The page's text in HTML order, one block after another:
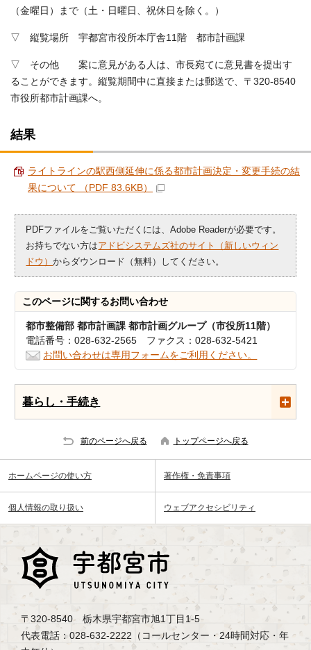
（金曜日）まで（土・日曜日、祝休日を除く。）
▽ 縦覧場所 宇都宮市役所本庁舎11階 都市計画課
▽ その他 案に意見がある人は、市長宛てに意見書を提出す
ることができます。縦覧期間中に直接または郵送で、〒320-8540
市役所都市計画課へ。
結果
ライトラインの駅西側延伸に係る都市計画決定・変更手続の結
果について （PDF 83.6KB）
PDFファイルをご覧いただくには、Adobe Readerが必要です。
お持ちでない方はアドビシステムズ社のサイト（新しいウィン
ドウ）からダウンロード（無料）してください。
このページに関するお問い合わせ
都市整備部 都市計画課 都市計画グループ（市役所11階）
電話番号：028-632-2565 ファクス：028-632-5421
お問い合わせは専用フォームをご利用ください。
暮らし・手続き
前のページへ戻る トップページへ戻る
ホームページの使い方 著作権・免責事項
個人情報の取り扱い ウェブアクセシビリティ
〒320-8540 栃木県宇都宮市旭1丁目1-5
代表電話：028-632-2222（コールセンター・24時間対応・年